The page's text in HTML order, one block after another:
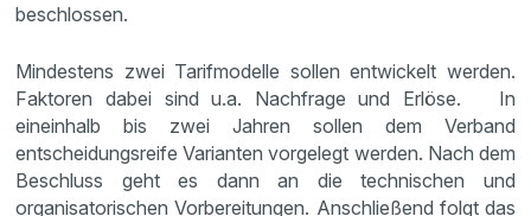
beschlossen.
Mindestens zwei Tarifmodelle sollen entwickelt werden.
Faktoren dabei sind u.a. Nachfrage und Erlöse. In
eineinhalb bis zwei Jahren sollen dem Verband
entscheidungsreife Varianten vorgelegt werden. Nach dem
Beschluss geht es dann an die technischen und
organisatorischen Vorbereitungen. Anschließend folgt das